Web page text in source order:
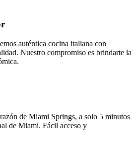
auténtica cocina italiana con
Nuestro compromiso es brindarte la
de Miami Springs, a solo 5 minutos
de Miami. Fácil acceso y